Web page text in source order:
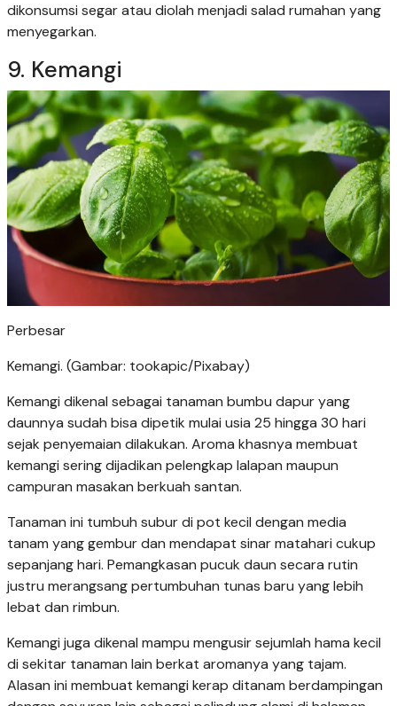
dikonsumsi segar atau diolah menjadi salad rumahan yang
menyegarkan.
9. Kemangi
Perbesar
Kemangi. (Gambar: tookapic/Pixabay)
Kemangi dikenal sebagai tanaman bumbu dapur yang
daunnya sudah bisa dipetik mulai usia 25 hingga 30 hari
sejak penyemaian dilakukan. Aroma khasnya membuat
kemangi sering dijadikan pelengkap lalapan maupun
campuran masakan berkuah santan.
Tanaman ini tumbuh subur di pot kecil dengan media
tanam yang gembur dan mendapat sinar matahari cukup
sepanjang hari. Pemangkasan pucuk daun secara rutin
justru merangsang pertumbuhan tunas baru yang lebih
lebat dan rimbun.
Kemangi juga dikenal mampu mengusir sejumlah hama kecil
di sekitar tanaman lain berkat aromanya yang tajam.
Alasan ini membuat kemangi kerap ditanam berdampingan